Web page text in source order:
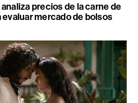
precios de la carne de
evaluar mercado de bolsos